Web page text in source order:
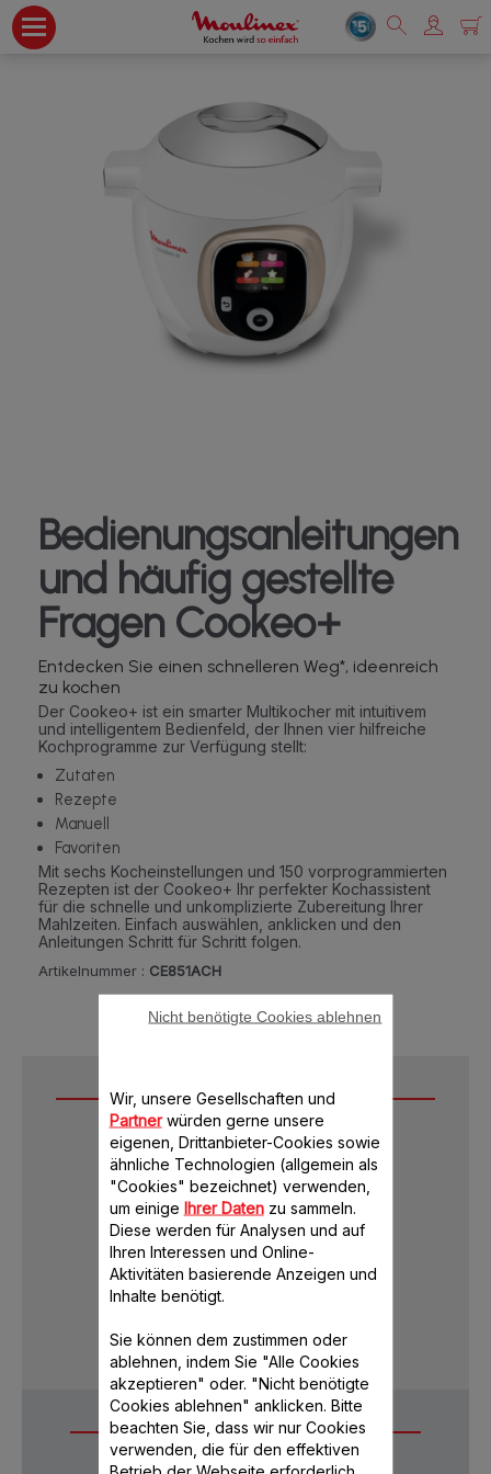
Bedienungsanleitungen
und häufig gestellte
Fragen Cookeo+
Entdecken Sie einen schnelleren Weg*, ideenreich
zu kochen
Der Cookeo+ ist ein smarter Multikocher mit intuitivem
und intelligentem Bedienfeld, der Ihnen vier hilfreiche
Kochprogramme zur Verfügung stellt:
Zutaten
Rezepte
Manuell
Favoriten
Mit sechs Kocheinstellungen und 150 vorprogrammierten
Rezepten ist der Cookeo+ Ihr perfekter Kochassistent
für die schnelle und unkomplizierte Zubereitung Ihrer
Mahlzeiten. Einfach auswählen, anklicken und den
Anleitungen Schritt für Schritt folgen.
Artikelnummer : CE851ACH
Downloads
Garantie-Informationen
Häufige Fragen
Wir, unsere Gesellschaften und
Partnerwürden gerne unsere
eigenen, Drittanbieter-Cookies sowie
ähnliche Technologien (allgemein als
"Cookies" bezeichnet) verwenden,
um einige Ihrer Datenzu sammeln.
Diese werden für Analysen und auf
Ihren Interessen und Online-
Aktivitäten basierende Anzeigen und
Inhalte benötigt.
Sie können dem zustimmen oder
ablehnen, indem Sie "Alle Cookies
akzeptieren" oder. "Nicht benötigte
Cookies ablehnen" anklicken. Bitte
beachten Sie, dass wir nur Cookies
verwenden, die für den effektiven
Betrieb der Webseite erforderlich
Nicht benötigte Cookies ablehnen